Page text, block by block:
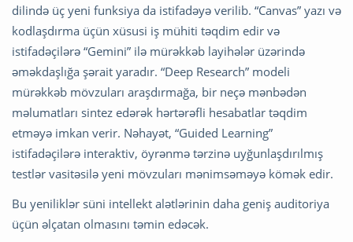
dilində üç yeni funksiya da istifadəyə verilib. “Canvas” yazı və
kodlaşdırma üçün xüsusi iş mühiti təqdim edir və
istifadəçilərə “Gemini” ilə mürəkkəb layihələr üzərində
əməkdaşlığa şərait yaradır. “Deep Research” modeli
mürəkkəb mövzuları araşdırmağa, bir neçə mənbədən
məlumatları sintez edərək hərtərəfli hesabatlar təqdim
etməyə imkan verir. Nəhayət, “Guided Learning”
istifadəçilərə interaktiv, öyrənmə tərzinə uyğunlaşdırılmış
testlər vasitəsilə yeni mövzuları mənimsəməyə kömək edir.
Bu yeniliklər süni intellekt alətlərinin daha geniş auditoriya
üçün əlçatan olmasını təmin edəcək.